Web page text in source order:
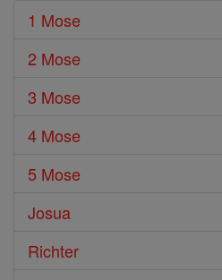
1 Mose
2 Mose
3 Mose
4 Mose
5 Mose
Josua
Richter